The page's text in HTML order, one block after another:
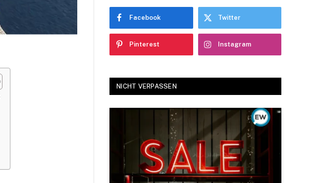
Facebook Twitter
Pinterest Instagram
NICHT VERPASSEN